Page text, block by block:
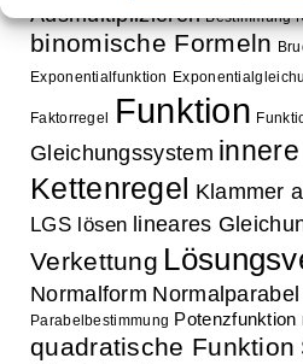
Ausmultiplizieren Bestimmung
binomische Formeln
Exponentialfunktion
Faktorregel Funktion
Gleichungssystem
Kettenregel Klammer
LGS lösen lineares
Verkettung
Normalform Normalparabel
Parabelbestimmung Potenzfunktion
quadratische Funktion